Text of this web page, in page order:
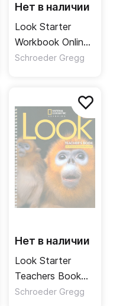
Нет в наличии
Look Starter
Workbook Online
Practice Рабочая
Schroeder Gregg
Нет в наличии
Look Starter
Teachers Book
Книга для
Schroeder Gregg